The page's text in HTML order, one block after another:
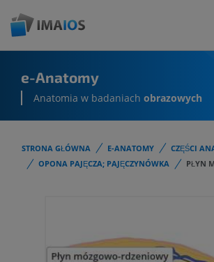
e-Anatomy
Anatomia w badaniach obrazowych
STRONA GŁÓWNA E-ANATOMY CZĘŚCI
OPONA PAJĘCZA; PAJĘCZYNÓWKA
PŁYN